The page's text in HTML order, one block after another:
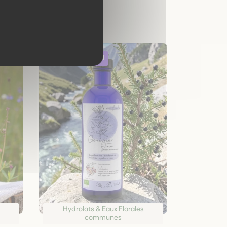
Hydrolats & Eaux Florales
communes